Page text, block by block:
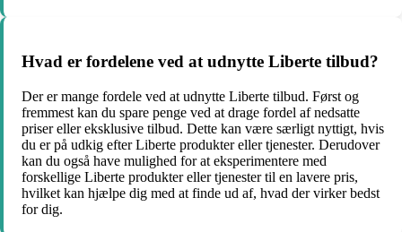
Hvad er fordelene ved at udnytte Liberte tilbud?
Der er mange fordele ved at udnytte Liberte tilbud. Først og
fremmest kan du spare penge ved at drage fordel af nedsatte
priser eller eksklusive tilbud. Dette kan være særligt nyttigt, hvis
du er på udkig efter Liberte produkter eller tjenester. Derudover
kan du også have mulighed for at eksperimentere med
forskellige Liberte produkter eller tjenester til en lavere pris,
hvilket kan hjælpe dig med at finde ud af, hvad der virker bedst
for dig.